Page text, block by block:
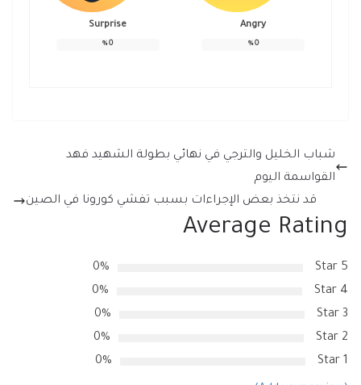
Angry
0
%
Surprise
0
%
شباب الخليل والترجي في نهائي بطولة الشهيد فهد
القواسمة اليوم
قد نتخذ بعض الإجراءات بسبب تفشي كورونا في الصين
Average Rating
5 Star
0%
4 Star
0%
3 Star
0%
2 Star
0%
1 Star
0%